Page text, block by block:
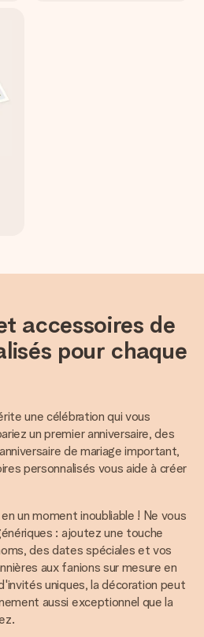
accessoires de
pour chaque
une célébration qui vous
un premier anniversaire, des
de mariage important,
personnalisés vous aide à créer
un moment inoubliable ! Ne vous
: ajoutez une touche
des dates spéciales et vos
aux fanions sur mesure en
uniques, la décoration peut
aussi exceptionnel que la